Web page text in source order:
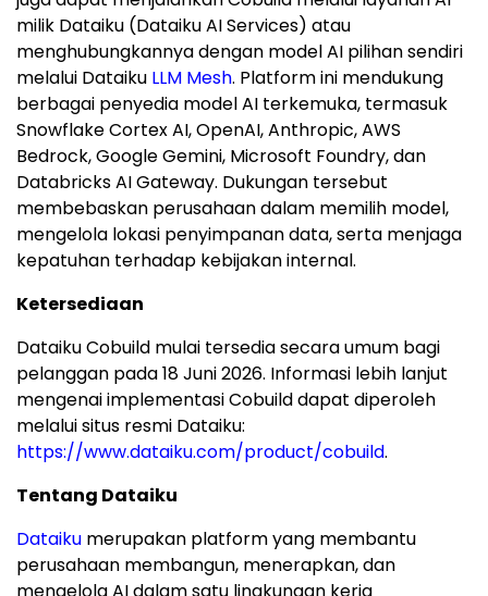
milik Dataiku (Dataiku AI Services) atau
menghubungkannya dengan model AI pilihan sendiri
melalui Dataiku LLM Mesh. Platform ini mendukung
berbagai penyedia model AI terkemuka, termasuk
Snowflake Cortex AI, OpenAI, Anthropic, AWS
Bedrock, Google Gemini, Microsoft Foundry, dan
Databricks AI Gateway. Dukungan tersebut
membebaskan perusahaan dalam memilih model,
mengelola lokasi penyimpanan data, serta menjaga
kepatuhan terhadap kebijakan internal.
Ketersediaan
Dataiku Cobuild mulai tersedia secara umum bagi
pelanggan pada 18 Juni 2026. Informasi lebih lanjut
mengenai implementasi Cobuild dapat diperoleh
melalui situs resmi Dataiku:
https://www.dataiku.com/product/cobuild.
Tentang Dataiku
Dataiku merupakan platform yang membantu
perusahaan membangun, menerapkan, dan